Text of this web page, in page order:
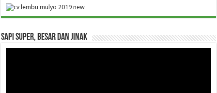
Sapi Super, Besar dan Jinak